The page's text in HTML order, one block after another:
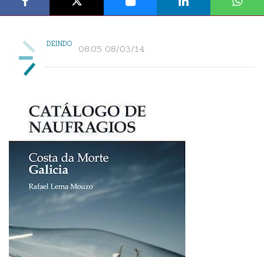
DEINDO 08:05 08/03/14